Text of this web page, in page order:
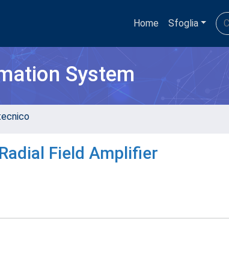
Home Sfoglia
System
Field Amplifier